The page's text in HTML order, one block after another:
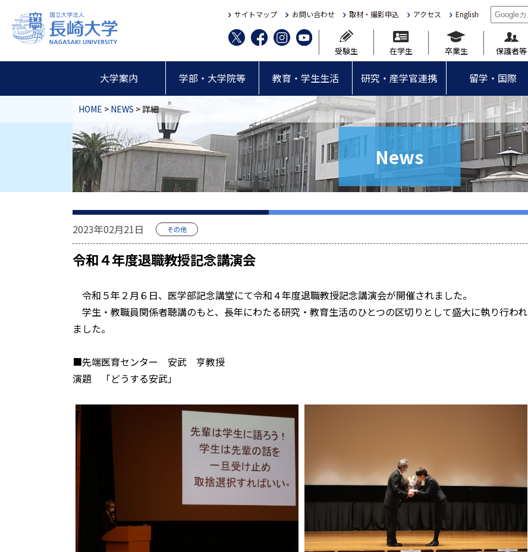
サイトマップ お問い合わせ 取材・撮影申込 アクセス English
受験生 在学生 卒業生 保護者等
大学案内 学部・大学院等 教育・学生生活 研究・産学官連携 留学・国際
HOME > NEWS > 詳細
News
2023年02月21日 その他
令和４年度退職教授記念講演会
令和５年２月６日、医学部記念講堂にて令和４年度退職教授記念講演会が開催されました。
学生・教職員関係者聴講のもと、長年にわたる研究・教育生活のひとつの区切りとして盛大に執り行われ
ました。
■先端医育センター 安武 亨教授
演題 「どうする安武」